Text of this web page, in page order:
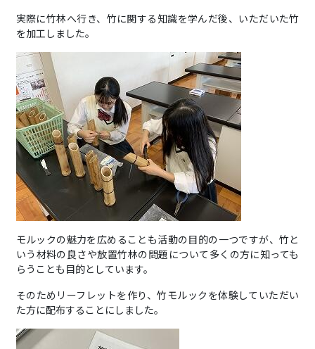
実際に竹林へ行き、竹に関する知識を学んだ後、いただいた竹
を加工しました。
モルックの魅力を広めることも活動の目的の一つですが、竹と
いう材料の良さや放置竹林の問題について多くの方に知っても
らうことも目的としています。
そのためリーフレットを作り、竹モルックを体験していただい
た方に配布することにしました。